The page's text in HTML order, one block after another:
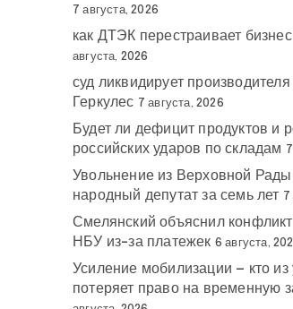
7 августа, 2026
как ДТЭК перестраивает
августа, 2026
суд ликвидирует
Геркулес 7 августа, 2026
Будет ли дефицит продуктов и
российских ударов по складам
Увольнение из Верховной Рады
народный депутат за семь лет 7
Смелянский объяснил
НБУ из-за платежек 6 августа,
Усиление мобилизации — кто из
потеряет право на временную